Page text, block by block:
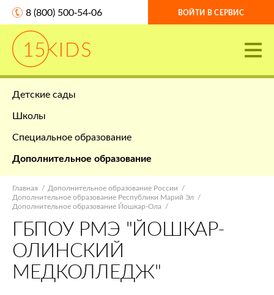
8 (800) 500-54-06 ВОЙТИ В СЕРВИС
Детские сады
Школы
Специальное образование
Дополнительное образование
Главная
Дополнительное образование России
Дополнительное образование Республики Марий Эл
Дополнительное образование Йошкар-Ола
ГБПОУ РМЭ "ЙОШКАР-
ОЛИНСКИЙ
МЕДКОЛЛЕДЖ"